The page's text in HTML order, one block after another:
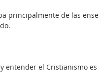
principalmente de las
entender el Cristianismo